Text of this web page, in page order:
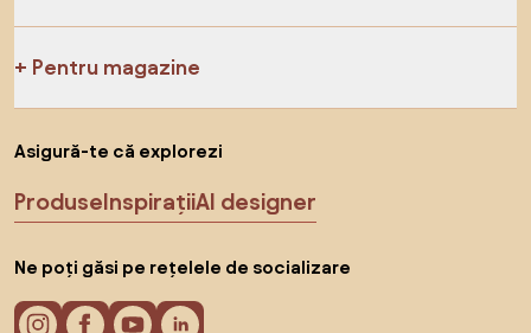
Pentru magazine
Asigură-te că explorezi
ProduseInspirațiiAI designer
Ne poți găsi pe rețelele de socializare